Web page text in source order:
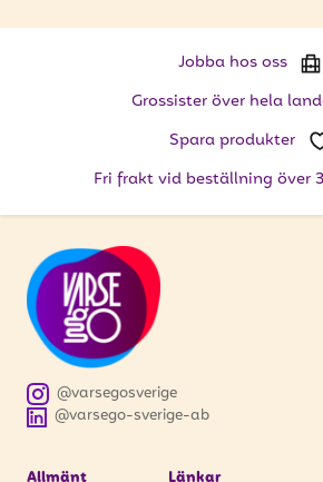
Jobba hos oss
Grossister över hela
Spara produkter
Fri frakt vid beställning över
@varsego-sverige-ab
@varsegosverige